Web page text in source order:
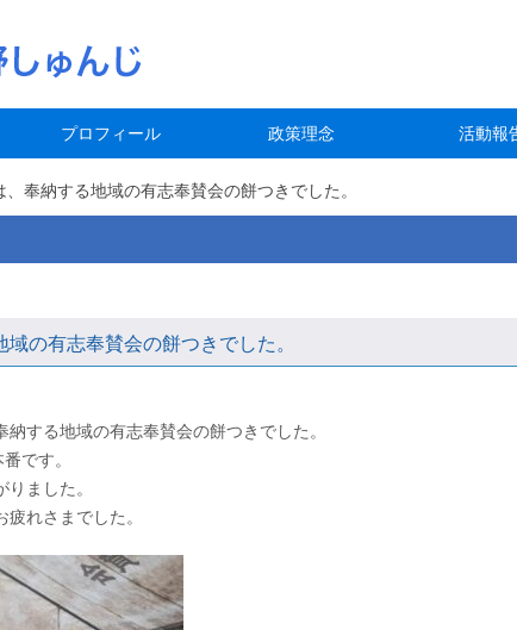
プロフィール 政策理念 活動報
、奉納する地域の有志奉賛会の餅つきでした。
の有志奉賛会の餅つきでした。
する地域の有志奉賛会の餅つきでした。
です。
ました。
れさまでした。